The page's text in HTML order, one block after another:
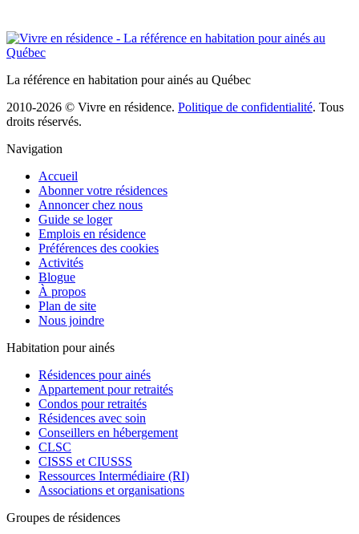
La référence en habitation pour ainés au Québec
2010-2026 © Vivre en résidence. Politique de confidentialité. Tous
droits réservés.
Navigation
Accueil
Abonner votre résidences
Annoncer chez nous
Guide se loger
Emplois en résidence
Préférences des cookies
Activités
Blogue
À propos
Plan de site
Nous joindre
Habitation pour ainés
Résidences pour ainés
Appartement pour retraités
Condos pour retraités
Résidences avec soin
Conseillers en hébergement
CLSC
CISSS et CIUSSS
Ressources Intermédiaire (RI)
Associations et organisations
Groupes de résidences